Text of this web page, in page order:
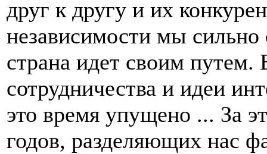
друг к другу и их
независимости мы сильно
страна идет своим путем.
сотрудничества и идеи
это время упущено ... За
годов, разделяющих нас